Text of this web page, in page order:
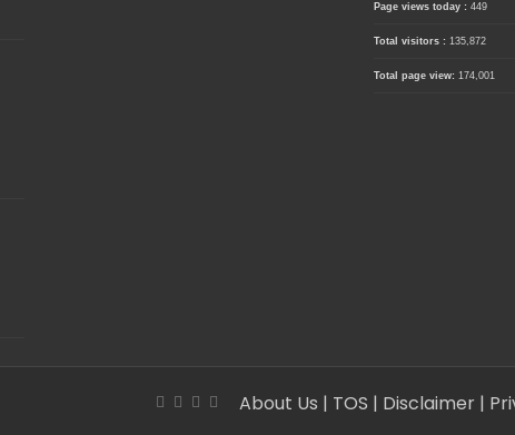
Page views today : 449
Total visitors : 135,872
Total page view: 174,001
About Us | TOS | Disclaimer |